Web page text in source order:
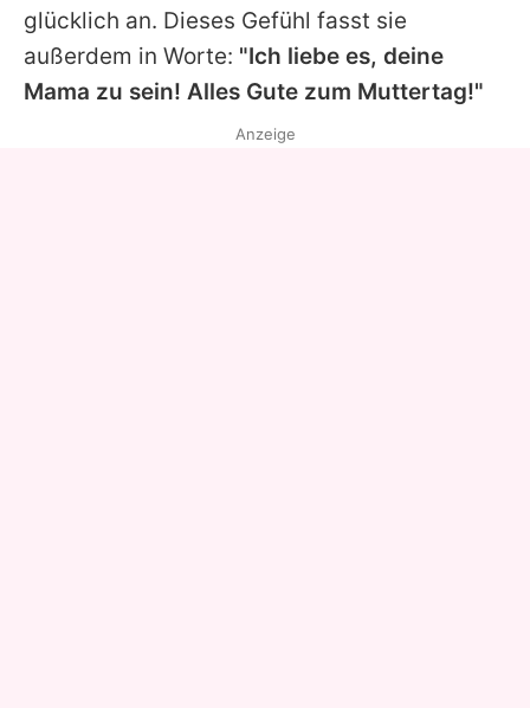
glücklich an. Dieses Gefühl fasst sie
außerdem in Worte: "Ich liebe es, deine
Mama zu sein! Alles Gute zum Muttertag!"
Anzeige